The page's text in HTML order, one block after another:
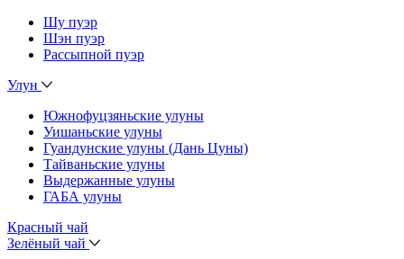
Шу пуэр
Шэн пуэр
Рассыпной пуэр
Улун
Южнофуцзяньские улуны
Уишаньские улуны
Гуандунские улуны (Дань Цуны)
Тайваньские улуны
Выдержанные улуны
ГАБА улуны
Красный чай
Зелёный чай